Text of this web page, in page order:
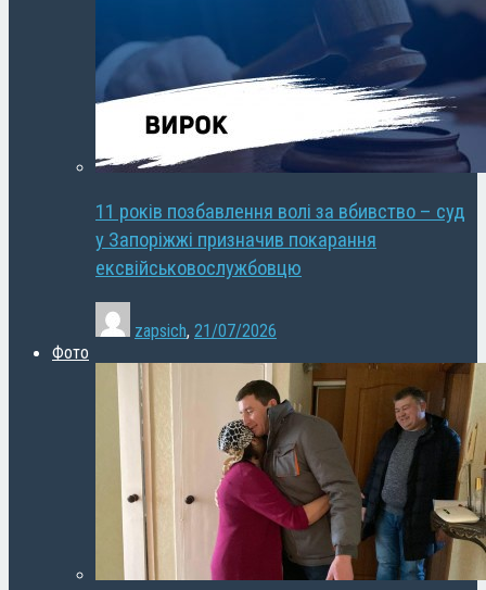
11 років позбавлення волі за вбивство – суд
у Запоріжжі призначив покарання
ексвійськовослужбовцю
zapsich, 21/07/2026
Фото